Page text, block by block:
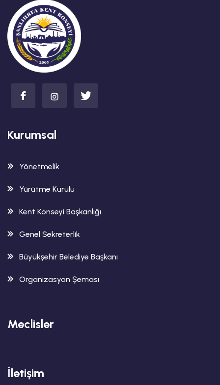
Kurumsal
Yönetmelik
Yürütme Kurulu
Kent Konseyi Başkanlığı
Genel Sekreterlik
Büyükşehir Belediye Başkanı
Organizasyon Şeması
Meclisler
İletişim